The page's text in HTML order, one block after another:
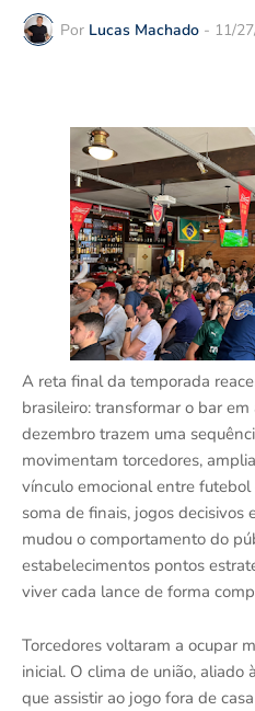
Por Lucas Machado - 11/
A reta final da temporada
brasileiro: transformar o bar
dezembro trazem uma
movimentam torcedores,
vínculo emocional entre
soma de finais, jogos decisivos
mudou o comportamento do
estabelecimentos pontos
viver cada lance de forma
Torcedores voltaram a ocupar
inicial. O clima de união, aliado
que assistir ao jogo fora de